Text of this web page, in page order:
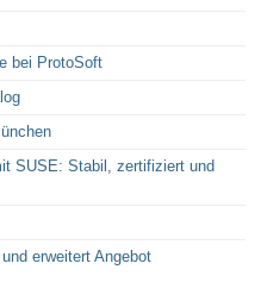
bei ProtoSoft
SUSE: Stabil, zertifiziert und
erweitert Angebot